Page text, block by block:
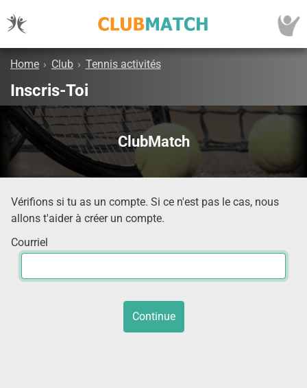
Home › Club › Tennis activités
Inscris-Toi
ClubMatch
Vérifions si tu as un compte. Si ce n'est pas le cas, nous
allons t'aider à créer un compte.
Courriel
Continue